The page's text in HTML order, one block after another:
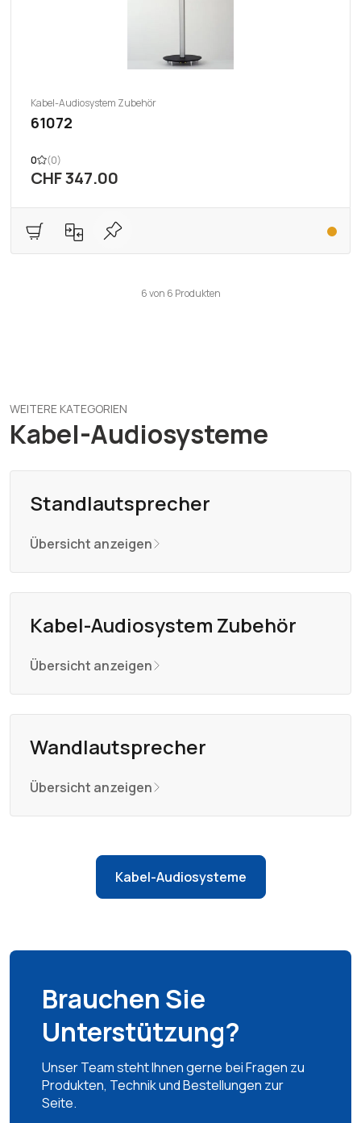
Kabel-Audiosystem Zubehör
61072
0 (0)
CHF 347.00
6von 6 Produkten
WEITERE KATEGORIEN
Kabel-Audiosysteme
Standlautsprecher
Übersicht anzeigen
Kabel-Audiosystem Zubehör
Übersicht anzeigen
Wandlautsprecher
Übersicht anzeigen
Kabel-Audiosysteme
Brauchen Sie
Unterstützung?
Unser Team steht Ihnen gerne bei Fragen zu
Produkten, Technik und Bestellungen zur
Seite.